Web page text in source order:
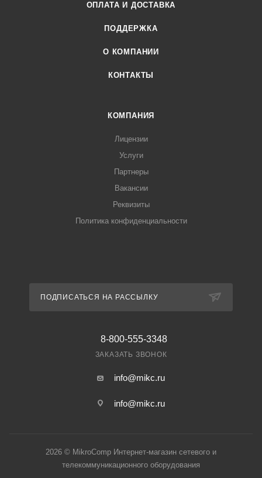
ОПЛАТА И ДОСТАВКА
ПОДДЕРЖКА
О КОМПАНИИ
КОНТАКТЫ
КОМПАНИЯ
Лицензии
Услуги
Партнеры
Вакансии
Реквизиты
Политика конфиденциальности
ПОДПИСАТЬСЯ НА РАССЫЛКУ
8-800-555-3348
ЗАКАЗАТЬ ЗВОНОК
info@mikc.ru
info@mikc.ru
2026 © MikroComp Интернет-магазин сетевого и
телекоммуникационного оборудования